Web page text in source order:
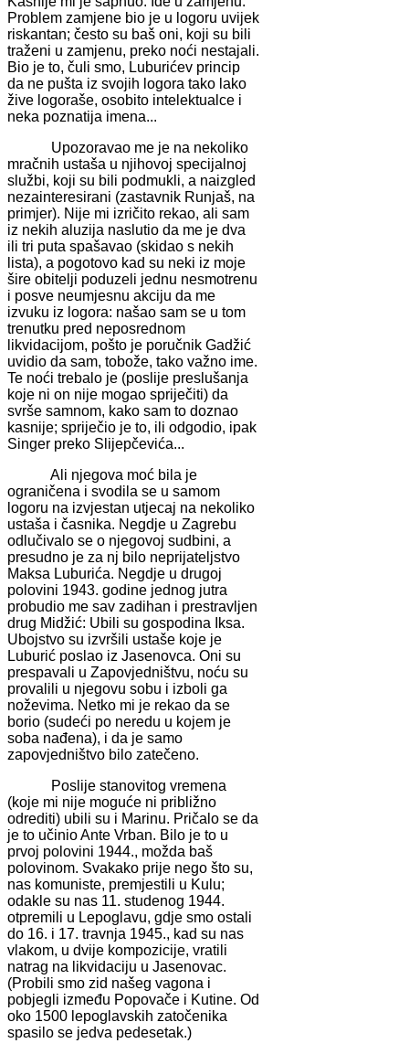
Problem zamjene bio je u logoru uvijek
riskantan; često su baš oni, koji su bili
traženi u zamjenu, preko noći nestajali.
Bio je to, čuli smo, Luburićev princip
da ne pušta iz svojih logora tako lako
žive logoraše, osobito intelektualce i
neka poznatija imena...
Upozoravao me je na nekoliko
mračnih ustaša u njihovoj specijalnoj
službi, koji su bili podmukli, a naizgled
nezainteresirani (zastavnik Runjaš, na
primjer). Nije mi izričito rekao, ali sam
iz nekih aluzija naslutio da me je dva
ili tri puta spašavao (skidao s nekih
lista), a pogotovo kad su neki iz moje
šire obitelji poduzeli jednu nesmotrenu
i posve neumjesnu akciju da me
izvuku iz logora: našao sam se u tom
trenutku pred neposrednom
likvidacijom, pošto je poručnik Gadžić
uvidio da sam, tobože, tako važno ime.
Te noći trebalo je (poslije preslušanja
koje ni on nije mogao spriječiti) da
svrše samnom, kako sam to doznao
kasnije; spriječio je to, ili odgodio, ipak
Singer preko Slijepčevića...
Ali njegova moć bila je
ograničena i svodila se u samom
logoru na izvjestan utjecaj na nekoliko
ustaša i časnika. Negdje u Zagrebu
odlučivalo se o njegovoj sudbini, a
presudno je za nj bilo neprijateljstvo
Maksa Luburića. Negdje u drugoj
polovini 1943. godine jednog jutra
probudio me sav zadihan i prestravljen
drug Midžić: Ubili su gospodina Iksa.
Ubojstvo su izvršili ustaše koje je
Luburić poslao iz Jasenovca. Oni su
prespavali u Zapovjedništvu, noću su
provalili u njegovu sobu i izboli ga
noževima. Netko mi je rekao da se
borio (sudeći po neredu u kojem je
soba nađena), i da je samo
zapovjedništvo bilo zatečeno.
Poslije stanovitog vremena
(koje mi nije moguće ni približno
odrediti) ubili su i Marinu. Pričalo se da
je to učinio Ante Vrban. Bilo je to u
prvoj polovini 1944., možda baš
polovinom. Svakako prije nego što su,
nas komuniste, premjestili u Kulu;
odakle su nas 11. studenog 1944.
otpremili u Lepoglavu, gdje smo ostali
do 16. i 17. travnja 1945., kad su nas
vlakom, u dvije kompozicije, vratili
natrag na likvidaciju u Jasenovac.
(Probili smo zid našeg vagona i
pobjegli između Popovače i Kutine. Od
oko 1500 lepoglavskih zatočenika
spasilo se jedva pedesetak.)